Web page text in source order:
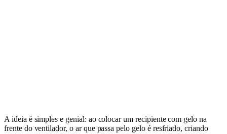
A ideia é simples e genial: ao colocar um recipiente com gelo na
frente do ventilador, o ar que passa pelo gelo é resfriado, criando